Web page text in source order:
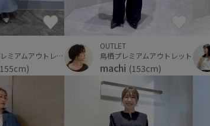
仙台泉プレミアムアウトレット
OUTLET
鳥栖プレミアムアウトレット
machi (153cm)